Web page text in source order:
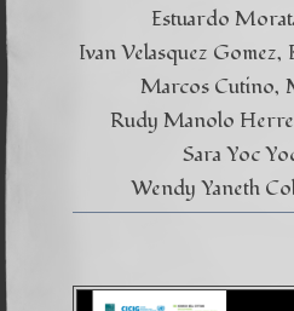
Estuardo
Ivan Velasquez Gomez
Marcos Cutino
Rudy Manolo
Sara Yoc
Wendy Yaneth